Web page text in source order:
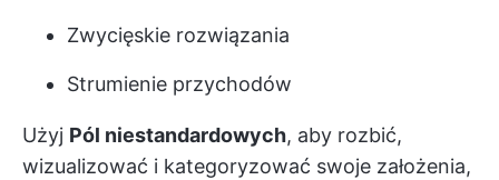
Zwycięskie rozwiązania
Strumienie przychodów
Użyj Pól niestandardowych, aby rozbić,
wizualizować i kategoryzować swoje założenia,